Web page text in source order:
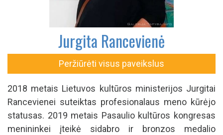
Jurgita Rancevienė
Peržiūrėti visus paveikslus
2018 metais Lietuvos kultūros ministerijos Jurgitai
Rancevienei suteiktas profesionalaus meno kūrėjo
statusas. 2019 metais Pasaulio kultūros kongresas
menininkei įteikė sidabro ir bronzos medalio